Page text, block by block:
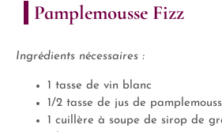
Pamplemousse Fizz
Ingrédients nécessaires :
1 tasse de vin blanc
1/2 tasse de jus de
1 cuillère à soupe de sirop de